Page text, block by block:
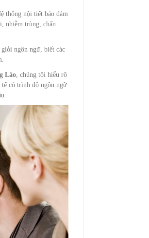
thống nội tiết bảo đảm
nhiễm trùng, chấn
ngôn ngữ, biết các
Lào, chúng tôi hiểu rõ
tế có trình độ ngôn ngữ